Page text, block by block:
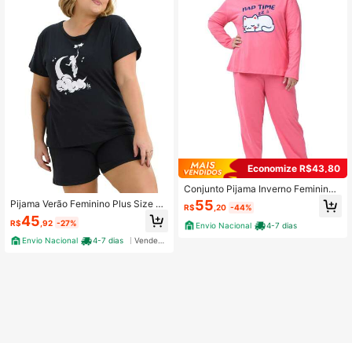
Pijama Verão Feminino Plus Size D
e Algodão Lua Estrela
R$45 ,92 -27%
Envio Nacional
4-7 dias
Economize R$43,80
Conjunto Pijama Inverno Feminino
Plus Size De Algodão Nap Time
R$55,20 -44%
Envio Nacional
4-7 dias